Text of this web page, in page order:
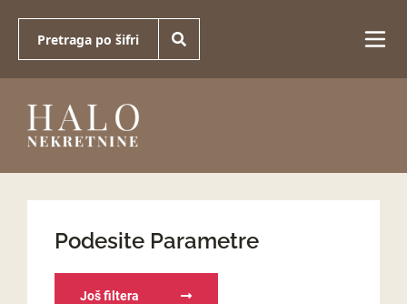
Podesite Parametre
Još filtera